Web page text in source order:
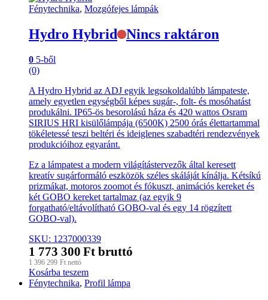
Fénytechnika, Mozgófejes lámpák
Hydro Hybrid Nincs raktáron
0 5-ből
(0)
A Hydro Hybrid az ADJ egyik legsokoldalúbb lámpateste,
amely egyetlen egységből képes sugár-, folt- és mosóhatást
produkálni. IP65-ös besorolású háza és 420 wattos Osram
SIRIUS HRI kisülőlámpája (6500K) 2500 órás élettartammal
tökéletessé teszi beltéri és ideiglenes szabadtéri rendezvények
produkcióihoz egyaránt.
Ez a lámpatest a modern világítástervezők által keresett
kreatív sugárformáló eszközök széles skáláját kínálja. Kétsíkú
prizmákat, motoros zoomot és fókuszt, animációs kereket és
két GOBO kereket tartalmaz (az egyik 9
forgatható/eltávolítható GOBO-val és egy 14 rögzített
GOBO-val).
SKU: 1237000339
1 773 300 Ft bruttó
1 396 299 Ft nettó
Kosárba teszem
Fénytechnika, Profil lámpa